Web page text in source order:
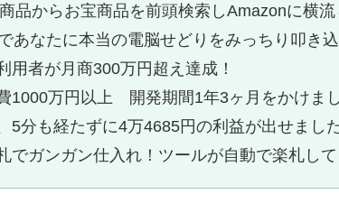
品からお宝商品を前頭検索しAmazonに横
あなたに本当の電脳せどりをみっちり叩き込
用者が月商300万円超え達成！
1000万円以上 開発期間1年3ヶ月をかけまし
5分も経たずに4万4685円の利益が出せました
でガンガン仕入れ！ツールが自動で楽札して